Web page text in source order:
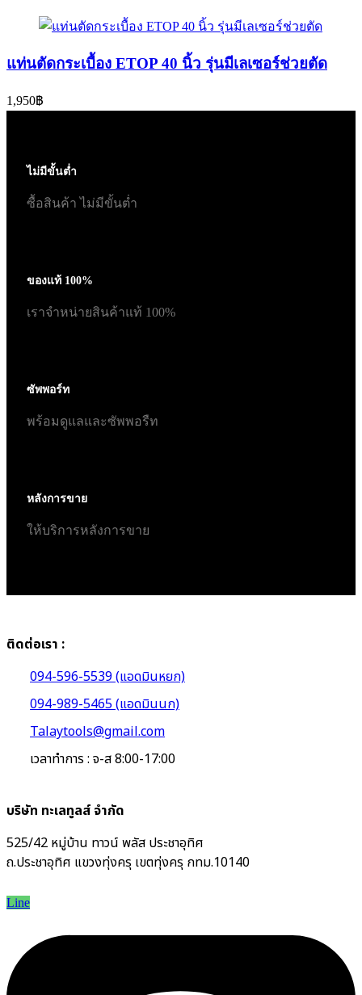
แท่นตัดกระเบื้อง ETOP 40 นิ้ว รุ่นมีเลเซอร์ช่วยตัด
1,950฿
ไม่มีขั้นต่ำ
ซื้อสินค้า ไม่มีขั้นต่ำ
ของแท้ 100%
เราจำหน่ายสินค้าแท้ 100%
ซัพพอร์ท
พร้อมดูแลและซัพพอรืท
หลังการขาย
ให้บริการหลังการขาย
ติดต่อเรา :
094-596-5539 (แอดมินหยก)
094-989-5465 (แอดมินนก)
Talaytools@gmail.com
เวลาทำการ : จ-ส 8:00-17:00
บริษัท ทะเลทูลส์ จำกัด
525/42 หมู่บ้าน ทาวน์ พลัส ประชาอุทิศ
ถ.ประชาอุทิศ แขวงทุ่งครุ เขตทุ่งครุ กทม.10140
Line